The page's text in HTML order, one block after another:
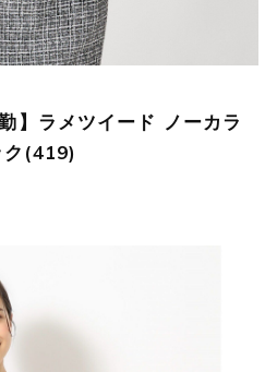
】ラメツイード ノーカラ
(419)